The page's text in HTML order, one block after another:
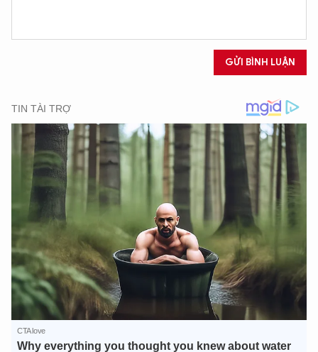
GỬI BÌNH LUẬN
XIN CHÀO,
TÔI LÀ CHATBOT CỦA